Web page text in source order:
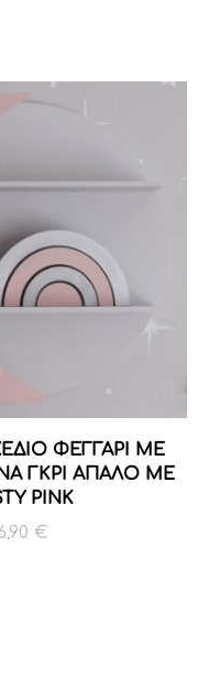
ΦΕΓΓΑΡΙ ΜΕ
ΓΚΡΙ ΑΠΑΛΟ ΜΕ
PINK
€